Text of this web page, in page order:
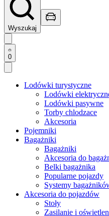
Wyszukaj
0
Lodówki turystyczne
Lodówki
Lodówki pasywne
Torby chlodzace
Akcesoria
Pojemniki
Bagażniki
Bagażniki
Akcesoria do
Belki bagażnika
Popularne pojazdy
Systemy
Akcesoria do pojazdów
Stoły
Zasilanie i